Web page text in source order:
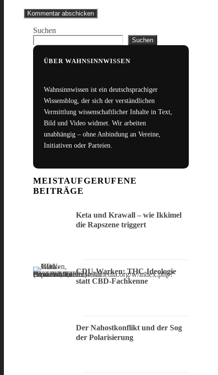
Suchen
Suchen
ÜBER WAHNSINNWISSEN
Wahnsinnwissen ist ein deutschsprachiger
Wissensblog, der sich der verständlichen
Vermittlung wissenschaftlicher Inhalte in Text,
Bild und Video widmet. Wir arbeiten
unabhängig – ohne Anbindung an Vereine,
Initiativen oder Parteien.
MEISTAUFGERUFENE
BEITRÄGE
Keta und Krawall – wie Ikkimel
die Rapszene triggert
CDU-Warken: THC-Ideologie
statt CBD-Fachkenne
Der Nahostkonflikt und der Sog
der Polarisierung